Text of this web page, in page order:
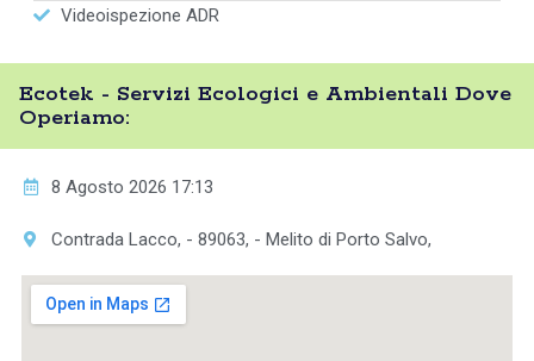
Videoispezione ADR
Ecotek - Servizi Ecologici e Ambientali Dove
Operiamo:
8 Agosto 2026 17:13
Contrada Lacco, - 89063, - Melito di Porto Salvo,